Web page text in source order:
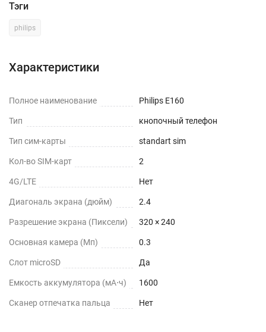
Тэги
philips
Характеристики
Полное наименование Philips E160
Тип кнопочный телефон
Тип сим-карты standart sim
Кол-во SIM-карт 2
4G/LTE Нет
Диагональ экрана (дюйм) 2.4
Разрешение экрана (Пиксели) 320 × 240
Основная камера (Мп) 0.3
Слот microSD Да
Емкость аккумулятора (мА⋅ч) 1600
Сканер отпечатка пальца Нет